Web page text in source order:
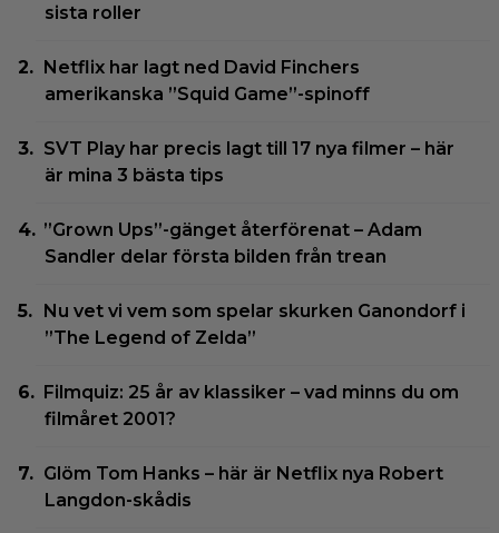
sista roller
Netflix har lagt ned David Finchers
amerikanska ”Squid Game”-spinoff
SVT Play har precis lagt till 17 nya filmer – här
är mina 3 bästa tips
”Grown Ups”-gänget återförenat – Adam
Sandler delar första bilden från trean
Nu vet vi vem som spelar skurken Ganondorf i
”The Legend of Zelda”
Filmquiz: 25 år av klassiker – vad minns du om
filmåret 2001?
Glöm Tom Hanks – här är Netflix nya Robert
Langdon-skådis